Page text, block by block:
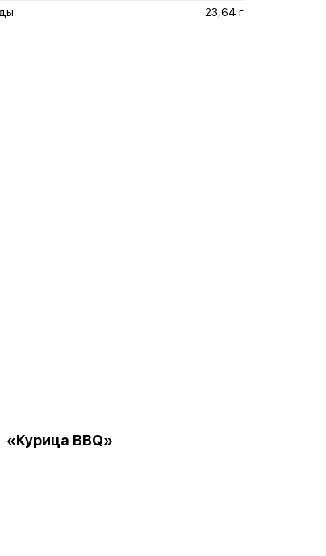
23,64 г
«Курица BBQ»